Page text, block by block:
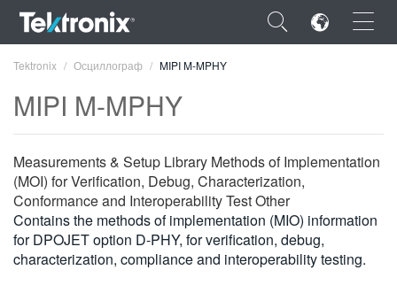
×
ENGLISH
FRANÇAIS
DEUTSCH
Tektronix Осциллограф MIPI M-MPHY
MIPI M-MPHY
Measurements & Setup Library Methods of Implementation
(MOI) for Verification, Debug, Characterization,
Conformance and Interoperability Test Other
Contains the methods of implementation (MIO) information
for DPOJET option D-PHY, for verification, debug,
characterization, compliance and interoperability testing.